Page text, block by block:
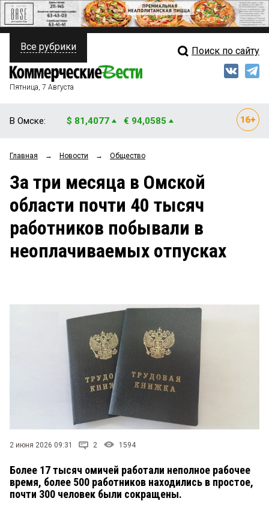
ПОЛИТИКА
ФИНАНСЫ
ОБЩЕСТВО
ЗАКОН
Свежий выпуск
Рейтинги
Блоги
Архив
Все рубрики Поиск по сайту
Пятница, 7 Августа
В Омске: $ 81,4077 € 94,0585
Главная → Новости → Общество
За три месяца в Омской
области почти 40 тысяч
работников побывали в
неоплачиваемых отпусках
2 июня 2026 09:31 2 1594
Более 17 тысяч омичей работали неполное рабочее
время, более 500 работников находились в простое,
почти 300 человек были сокращены.